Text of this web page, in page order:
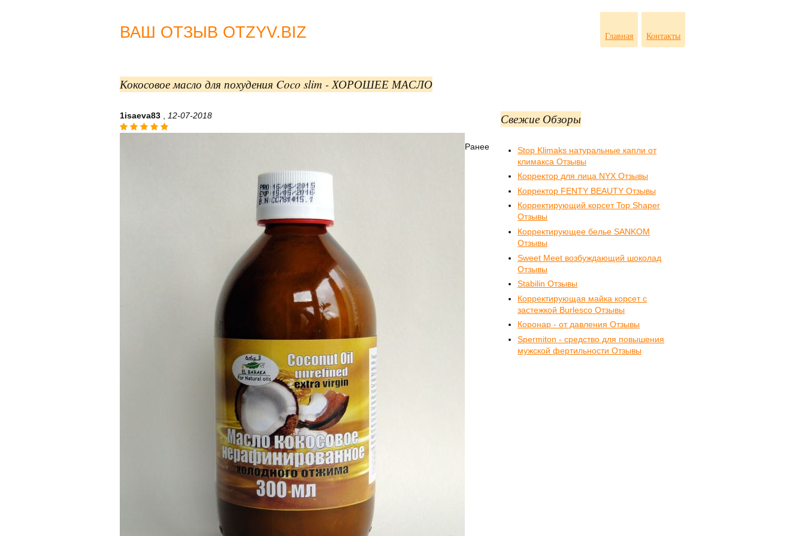
ВАШ ОТЗЫВ OTZYV.BIZ Главная Контакты
Кокосовое масло для похудения Coco slim - ХОРОШЕЕ МАСЛО
1isaeva83, 12-07-2018
Ранее
Свежие Обзоры
Stop Klimaks натуральные капли от
климакса Отзывы
Корректор для лица NYX Отзывы
Корректор FENTY BEAUTY Отзывы
Корректирующий корсет Top Shaper
Отзывы
Корректирующее белье SANKOM
Отзывы
Sweet Meet возбуждающий шоколад
Отзывы
Stabilin Отзывы
Корректирующая майка корсет с
застежкой Burlesco Отзывы
Коронар - от давления Отзывы
Spermiton - средство для повышения
мужской фертильности Отзывы